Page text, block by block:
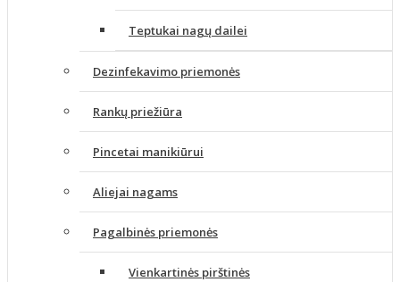
Teptukai nagų dailei
Dezinfekavimo priemonės
Rankų priežiūra
Pincetai manikiūrui
Aliejai nagams
Pagalbinės priemonės
Vienkartinės pirštinės